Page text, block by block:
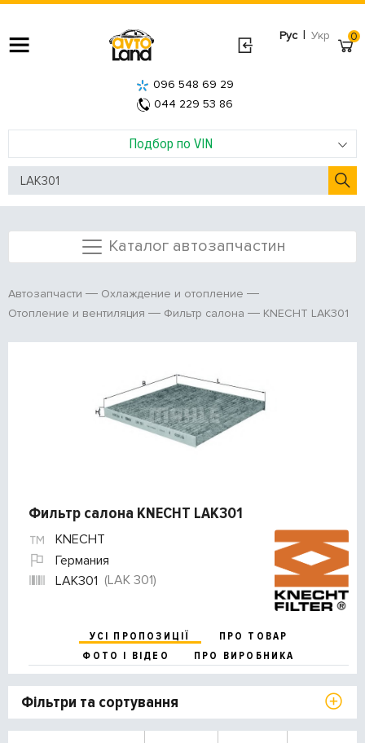
Рус | Укр
Подбор по VIN
096 548 69 29
044 229 53 86
0
Каталог автозапчастин
Автозапчасти
Охлаждение и отопление
Отопление и вентиляция
Фильтр салона KNECHT LAK301
Фильтр салона KNECHT LAK301
KNECHT
Германия
LAK301 (LAK 301)
УСІ ПРОПОЗИЦІЇ
ПРО ТОВАР
ФОТО І ВІДЕО
ПРО ВИРОБНИКА
Фільтри та сортування